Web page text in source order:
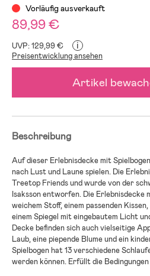
Vorläufig ausverkauft
89,99 €
UVP: 129,99 € i
Preisentwicklung ansehen
Artikel
Beschreibung
Auf dieser Erlebnisdecke mit
nach Lust und Laune spielen. Die
Treetop Friends und wurde von der
Isaksson entworfen. Die Erlebnisdecke
weichem Stoff, einem passenden
einem Spiegel mit eingebautem Licht
Decke befinden sich auch vielseitige
Laub, eine piepende Blume und ein
Spielbogen hat 13 verschiedene
werden können. Erfüllt die